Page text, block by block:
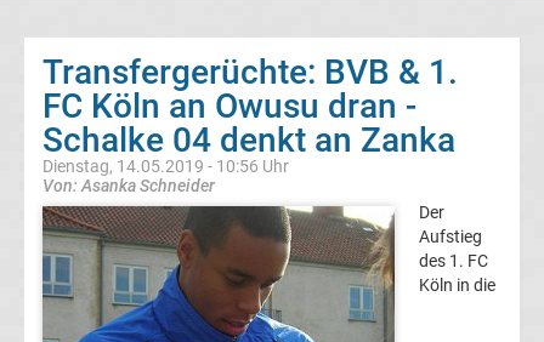
3.
Liga
DFB-
Champions
Transfergerüchte: BVB & 1.
FC Köln an Owusu dran -
Schalke 04 denkt an Zanka
Dienstag, 14.05.2019 - 10:56 Uhr
Von: Asanka Schneider
Der
Aufstieg
des 1. FC
Köln in die